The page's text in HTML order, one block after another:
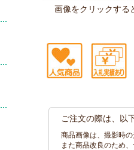
画像をクリックする
ご注文の際は、以
商品画像は、撮影時
また商品改良のため